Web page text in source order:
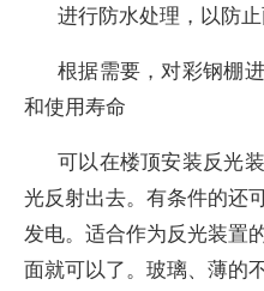
进行防水处理，以防止
根据需要，对彩钢棚
和使用寿命
可以在楼顶安装反光
光反射出去。有条件的还
发电。适合作为反光装置
面就可以了。玻璃、薄的